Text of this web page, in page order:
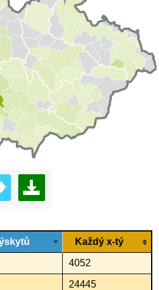
Každý x-tý
4052
24445